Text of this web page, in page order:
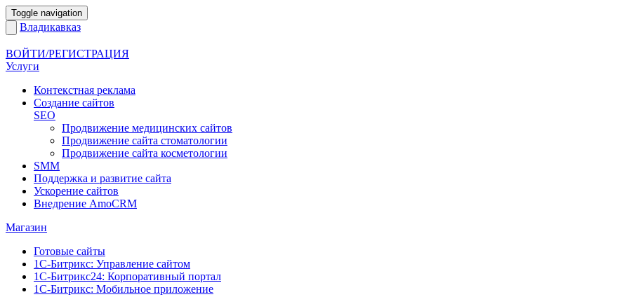
Toggle navigation
Владикавказ
ВОЙТИ/РЕГИСТРАЦИЯ
Услуги
Контекстная реклама
Создание сайтов
SEO
Продвижение медицинских сайтов
Продвижение сайта стоматологии
Продвижение сайта косметологии
SMM
Поддержка и развитие сайта
Ускорение сайтов
Внедрение AmoCRM
Магазин
Готовые сайты
1С-Битрикс: Управление сайтом
1С-Битрикс24: Корпоративный портал
1С-Битрикс: Мобильное приложение